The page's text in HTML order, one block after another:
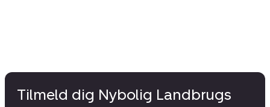
Tilmeld dig Nybolig Landbrugs